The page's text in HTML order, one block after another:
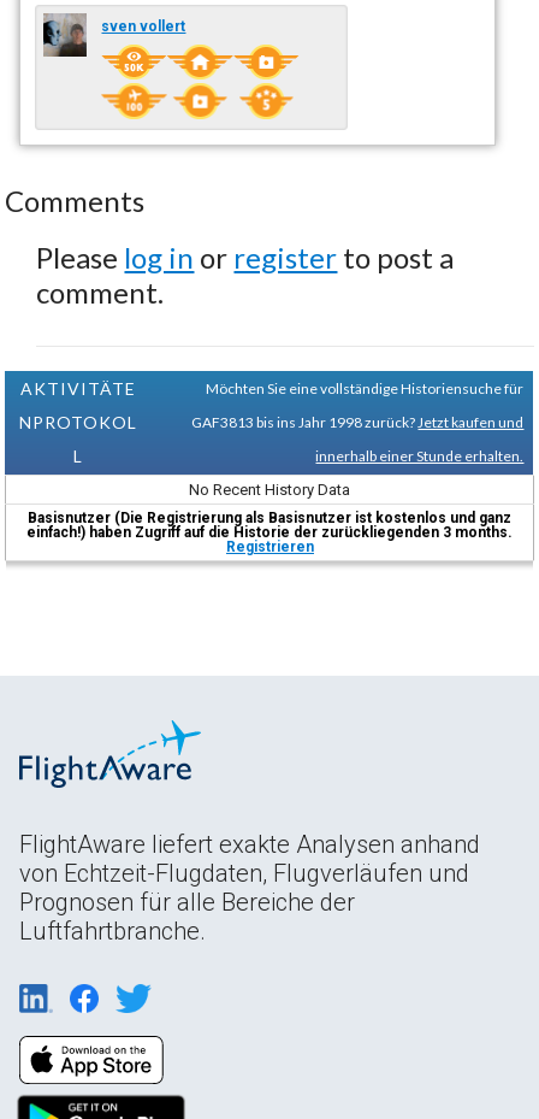
sven vollert
Comments
Please log in or register to post a
comment.
AKTIVITÄTE
NPROTOKOL
L
Möchten Sie eine vollständige Historiensuche für
GAF3813 bis ins Jahr 1998 zurück? Jetzt kaufen und
innerhalb einer Stunde erhalten.
No Recent History Data
Basisnutzer (Die Registrierung als Basisnutzer ist kostenlos und ganz
einfach!) haben Zugriff auf die Historie der zurückliegenden 3 months.
Registrieren
FlightAware liefert exakte Analysen anhand
von Echtzeit-Flugdaten, Flugverläufen und
Prognosen für alle Bereiche der
Luftfahrtbranche.